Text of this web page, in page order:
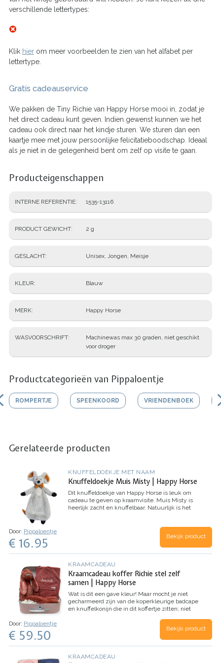
verschillende lettertypes:
Klik hier om meer voorbeelden te zien van het alfabet per
lettertype.
Gratis cadeauservice
We pakken de Tiny Richie van Happy Horse mooi in, zodat je
het direct cadeau kunt geven. Indien gewenst kunnen we het
cadeau ook direct naar het kindje sturen. We sturen dan een
kaartje mee met jouw persoonlijke felicitatieboodschap. Ideaal
als je niet in de gelegenheid bent om zelf op visite te gaan.
Producteigenschappen
INTERNE REFERENTIE 1535-13116
PRODUCT GEWICHT 2 g
GESLACHT Unisex, Jongen, Meisje
KLEUR Blauw
MERK Happy Horse
WASVOORSCHRIFT
Machinewas max 30 graden, niet geschikt
voor droger
Productcategorieën van Pippaloentje
ROMPERTJE SPEENKOORD VRIENDENBOEK
Gerelateerde producten
KNUFFELDOEKJE MET NAAM
Knuffeldoekje Muis Misty | Happy Horse
Dit knuffeldoekje van Happy Horse is leuk om
cadeau te geven op kraamvisite. Muis Misty is
heerlijk zacht en knuffelbaar. Natuurlijk is het
Let op:
brievenbuspakketjes versturen we met GLS en
kunnen niet naar een afhaalpunt worden
verstuurd. Dit knuffeldoekje is helaas
knuffeldoek met naam.
Door: Pippaloentje
€ 16.95 Bekijk product
KRAAMCADEAU
Kraamcadeau koffer Richie stel zelf
samen | Happy Horse
Wat is dit een gave kleur! Maar mocht je niet
gecharmeerd zijn van de koperkleurige badcape
en knuffelkonijn die in dit koffertje zitten; niet
Kies zelf de
kleur van de badcape, het Happy Horse
knuffelkonijn en van het koffertje. De naam van
het kindje borduren we op de badcape en op het
oor van het konijn. Ga je voor het stoere, sierlijke
of eigenwijze lettertype? Optioneel kunnen we
Door: Pippaloentje
€ 59.50 Bekijk product
KRAAMCADEAU